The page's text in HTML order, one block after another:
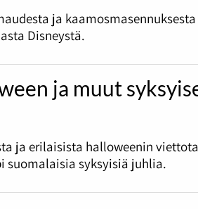
ja kaamosmasennuksesta
Disneystä.
ja muut
ja erilaisista halloweenin
suomalaisia syksyisiä juhlia.